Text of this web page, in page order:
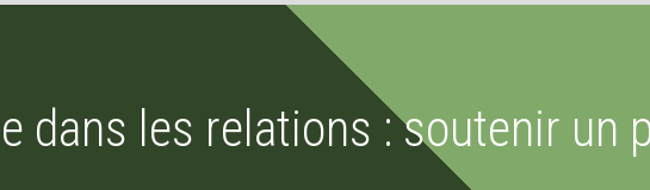
dans les relations : soutenir un